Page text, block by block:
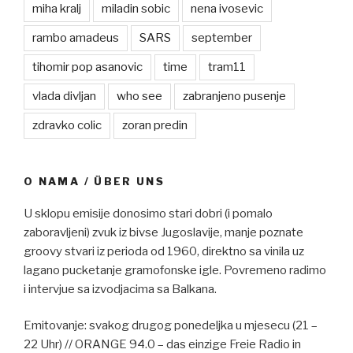
miha kralj miladin sobic nena ivosevic
rambo amadeus SARS september
tihomir pop asanovic time tram11
vlada divljan who see zabranjeno pusenje
zdravko colic zoran predin
O NAMA / ÜBER UNS
U sklopu emisije donosimo stari dobri (i pomalo
zaboravljeni) zvuk iz bivse Jugoslavije, manje poznate
groovy stvari iz perioda od 1960, direktno sa vinila uz
lagano pucketanje gramofonske igle. Povremeno radimo
i intervjue sa izvodjacima sa Balkana.
Emitovanje: svakog drugog ponedeljka u mjesecu (21 –
22 Uhr) // ORANGE 94.0 – das einzige Freie Radio in